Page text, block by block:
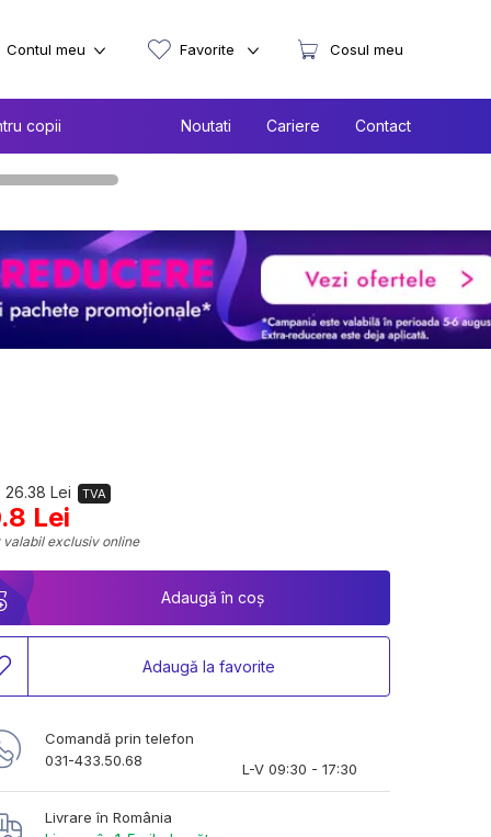
copii Noutati Cariere Contact
Contul meu Favorite Cosul meu
26.38 Lei TVA
Lei
valabil exclusiv online
Adaugă în coș
Adaugă la favorite
Comandă prin telefon
031-433.50.68
L-V 09:30 - 17:30
Livrare în România